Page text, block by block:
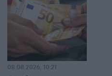
08.08.2026, 10:21